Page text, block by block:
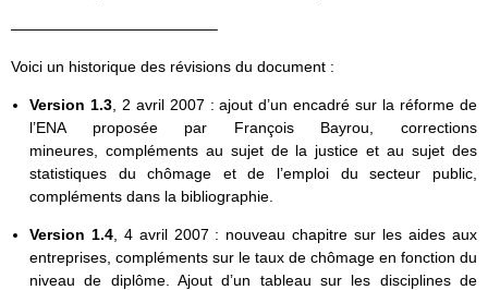
—————————————–
Voici un historique des révisions du document :
Version 1.3, 2 avril 2007 : ajout d’un encadré sur la réforme de
l’ENA proposée par François Bayrou, corrections
mineures, compléments au sujet de la justice et au sujet des
statistiques du chômage et de l’emploi du secteur public,
compléments dans la bibliographie.
Version 1.4, 4 avril 2007 : nouveau chapitre sur les aides aux
entreprises, compléments sur le taux de chômage en fonction du
niveau de diplôme. Ajout d’un tableau sur les disciplines de